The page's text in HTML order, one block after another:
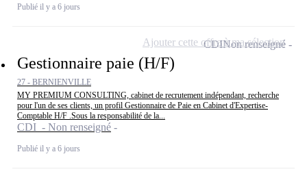
Publié il y a 6 jours
Gestionnaire paie (H/F)
27 - BERNIENVILLE
MY PREMIUM CONSULTING, cabinet de recrutement indépendant, recherche
pour l'un de ses clients, un profil Gestionnaire de Paie en Cabinet d'Expertise-
Comptable H/F .Sous la responsabilité de la...
CDI - Non renseigné
Publié il y a 6 jours
CDINon renseigné
Ajouter cette offre à ma sélection